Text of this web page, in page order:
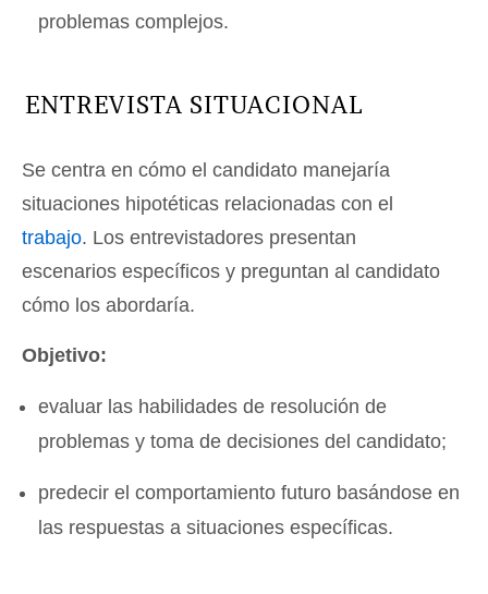
problemas complejos.
ENTREVISTA SITUACIONAL
Se centra en cómo el candidato manejaría
situaciones hipotéticas relacionadas con el
trabajo. Los entrevistadores presentan
escenarios específicos y preguntan al candidato
cómo los abordaría.
Objetivo:
evaluar las habilidades de resolución de
problemas y toma de decisiones del candidato;
predecir el comportamiento futuro basándose en
las respuestas a situaciones específicas.